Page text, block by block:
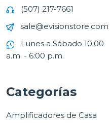
(507) 217-7661
sale@evisionstore.com
Lunes a Sábado 10:00
a.m. - 6:00 p.m.
Categorías
Amplificadores de Casa